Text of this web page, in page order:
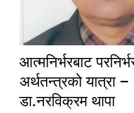
आत्मनिर्भरबाट
अर्थतन्त्रको यात्रा –
डा.नरविक्रम थापा